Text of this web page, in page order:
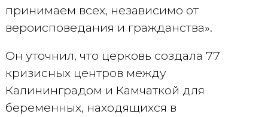
принимаем всех, независимо от
вероисповедания и гражданства».
Он уточнил, что церковь создала 77
кризисных центров между
Калининградом и Камчаткой для
беременных, находящихся в